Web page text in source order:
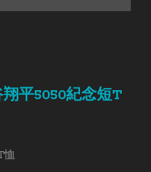
平5050紀念短T
恤